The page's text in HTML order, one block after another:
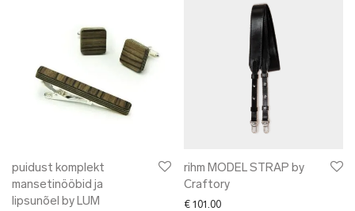
puidust komplekt
mansetinööbid ja
lipsunõel by LUM
rihm MODEL STRAP by
Craftory
€ 101.00